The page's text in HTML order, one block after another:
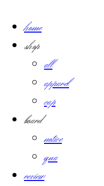
home
shop
all
apparel
cap
board
notice
qna
review